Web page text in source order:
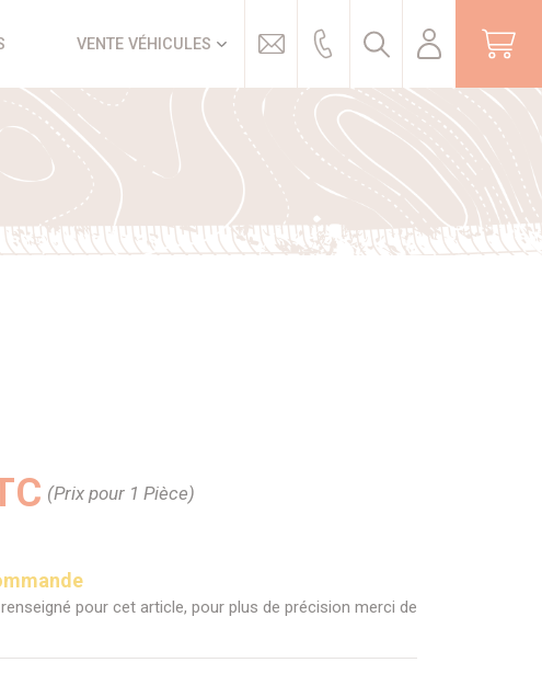
VENTE VÉHICULES
(Prix pour 1 Pièce)
pour cet article, pour plus de précision merci de